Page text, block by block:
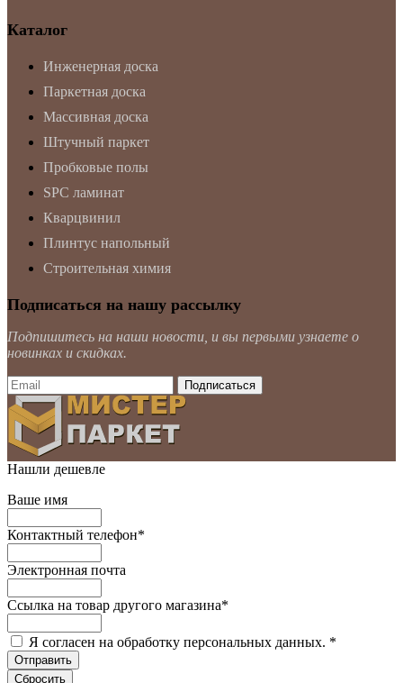
Каталог
Инженерная доска
Паркетная доска
Массивная доска
Штучный паркет
Пробковые полы
SPC ламинат
Кварцвинил
Плинтус напольный
Строительная химия
Подписаться на нашу рассылку
Подпишитесь на наши новости, и вы первыми узнаете о
новинках и скидках.
Нашли дешевле
Ваше имя
Контактный телефон*
Электронная почта
Ссылка на товар другого магазина*
Я согласен на обработку персональных данных. *